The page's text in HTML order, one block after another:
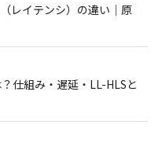
レイテンシ）の違い｜原
仕組み・遅延・LL-HLSと